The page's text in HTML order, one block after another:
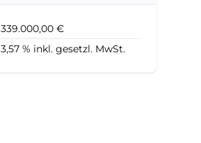
339.000,00 €
3,57 % inkl. gesetzl. MwSt.